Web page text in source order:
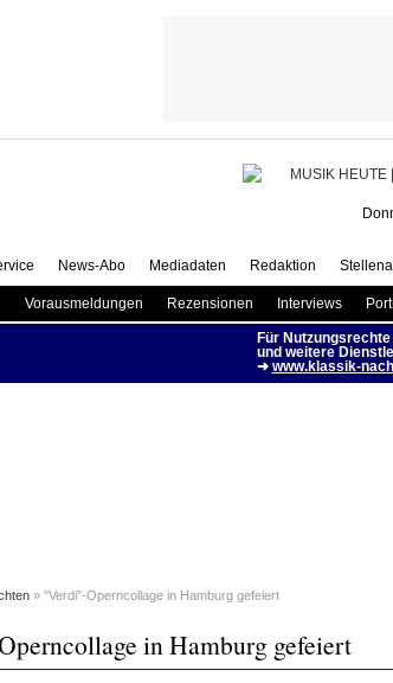
"Verdi"-
News-Abo Mediadaten Redaktion
Vorausmeldungen Rezensionen Interviews
Für
und weitere
➜ www.klassik-
» "Verdi"-Operncollage in Hamburg gefeiert
in Hamburg gefeiert